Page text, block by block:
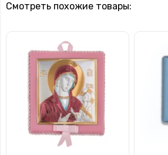
Смотреть похожие товары: